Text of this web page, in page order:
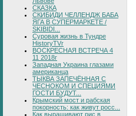
СКАЗКА
СКИБИДИ ЧЕЛЛЕНДЖ БАБА
ЯГА В СУПЕРМАРКЕТЕ /
SKIBIDI...
Суровая жизнь в Тундре
HistoryTVr
ВОСКРЕСНАЯ ВСТРЕЧА 4
11 2018г
Западная Украина глазами
американца
ТЫКВА ЗАПЕЧЁННАЯ С
ЧЕСНОКОМ И СПЕЦИЯМИ
ГОСТИ БУДУТ...
Крымский мост и рабская
покорность: как живут росс...
Как выращивают рис в